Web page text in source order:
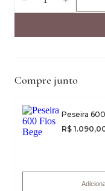
Compre junto
Peseira
R$